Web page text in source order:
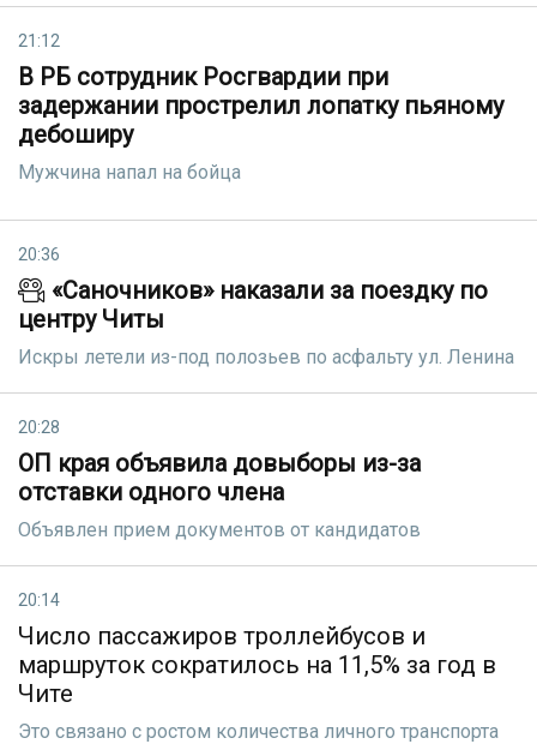
21:12
В РБ сотрудник Росгвардии при
задержании прострелил лопатку пьяному
дебоширу
Мужчина напал на бойца
20:36
«Саночников» наказали за поездку по
центру Читы
Искры летели из-под полозьев по асфальту ул. Ленина
20:28
ОП края объявила довыборы из-за
отставки одного члена
Объявлен прием документов от кандидатов
20:14
Число пассажиров троллейбусов и
маршруток сократилось на 11,5% за год в
Чите
Это связано с ростом количества личного транспорта